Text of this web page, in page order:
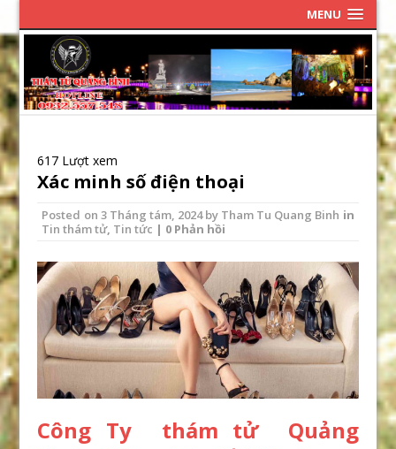
MENU
617 Lượt xem
Xác minh số điện thoại
Posted on 3 Tháng tám, 2024by Tham Tu Quang Binh in
Tin thám tử, Tin tức | 0 Phản hồi
Công Ty thám tử Quảng